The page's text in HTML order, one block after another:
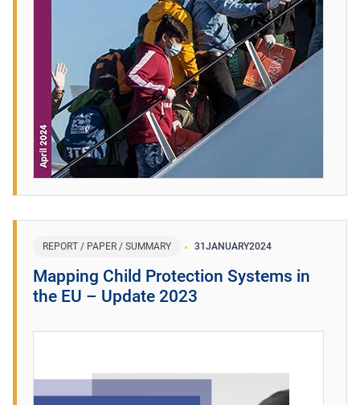
REPORT / PAPER / SUMMARY 31 JANUARY2024
Mapping Child Protection Systems in
the EU – Update 2023